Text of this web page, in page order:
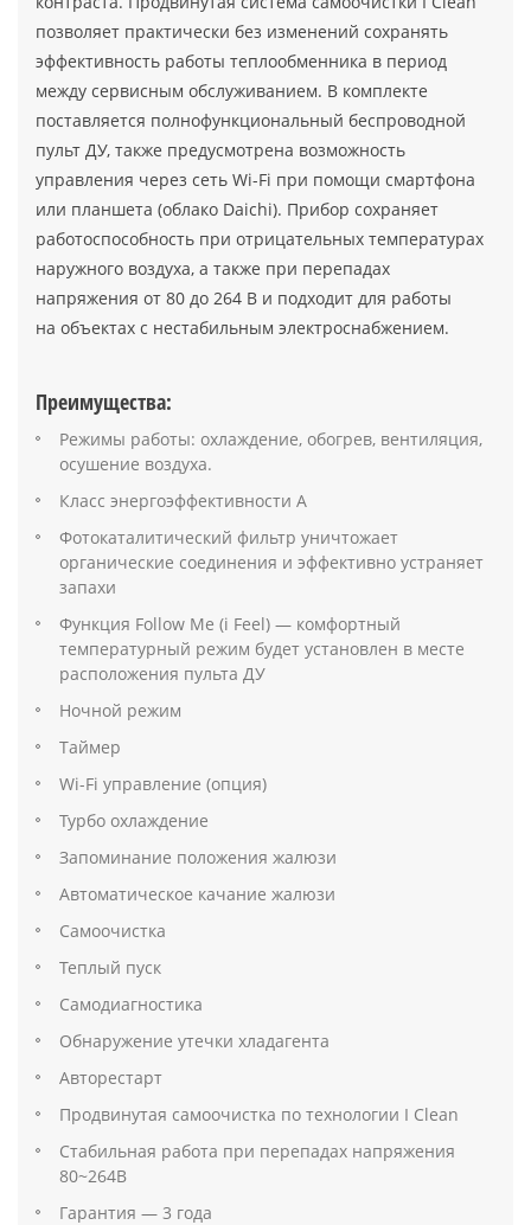
позволяет практически без изменений сохранять
эффективность работы теплообменника в период
между сервисным обслуживанием. В комплекте
поставляется полнофункциональный беспроводной
пульт ДУ, также предусмотрена возможность
управления через сеть Wi-Fi при помощи смартфона
или планшета (облако Daichi). Прибор сохраняет
работоспособность при отрицательных температурах
наружного воздуха, а также при перепадах
напряжения от 80 до 264 В и подходит для работы
на объектах с нестабильным электроснабжением.
Преимущества:
Режимы работы: охлаждение, обогрев, вентиляция,
осушение воздуха.
Класс энергоэффективности А
Фотокаталитический фильтр уничтожает
органические соединения и эффективно устраняет
запахи
Функция Follow Me (i Feel) — комфортный
температурный режим будет установлен в месте
расположения пульта ДУ
Ночной режим
Таймер
Wi-Fi управление (опция)
Турбо охлаждение
Запоминание положения жалюзи
Автоматическое качание жалюзи
Самоочистка
Теплый пуск
Самодиагностика
Обнаружение утечки хладагента
Авторестарт
Продвинутая самоочистка по технологии I Clean
Стабильная работа при перепадах напряжения
80~264В
Гарантия — 3 года